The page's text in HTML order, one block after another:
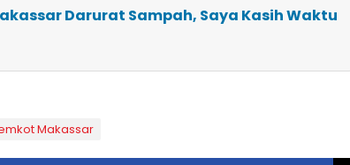
Darurat Sampah, Saya Kasih Waktu
Makassar